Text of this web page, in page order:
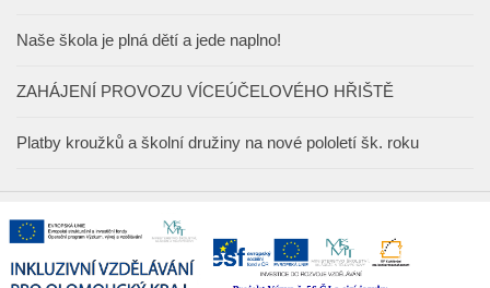
Naše škola je plná dětí a jede naplno!
ZAHÁJENÍ PROVOZU VÍCEÚČELOVÉHO HŘIŠTĚ
Platby kroužků a školní družiny na nové pololetí šk. roku